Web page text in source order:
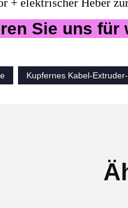
Sie uns für
Kupfernes Kabel-